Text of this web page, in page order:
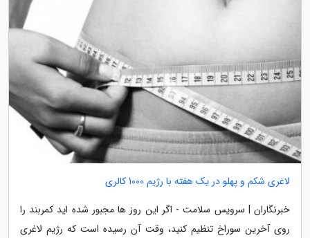
لاغری شکم و پهلو در یک هفته با رژیم 1000 کالری
خبرنگاران | سرویس سلامت - اگر این روز ها مجبور شده اید کمربند را
روی آخرین سوراخ تنظیم کنید، وقت آن رسیده است که رژیم لاغری